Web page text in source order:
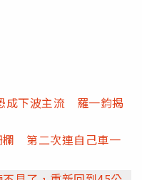
成下波主流 羅一鈞揭
欄 第二次連自己車一